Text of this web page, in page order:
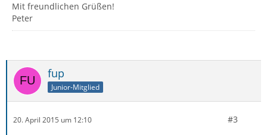
Mit freundlichen Grüßen!
Peter
fup
Junior-Mitglied
20. April 2015 um 12:10 #3